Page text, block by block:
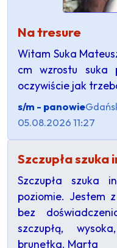
Na tresure
Witam Suka
cm wzrostu suka
oczywiście jak
s/m - panowie
05.08.2026 11:27
Szczupła szuka
Szczupła szuka
poziomie. Jestem
bez
szczupłą,
brunetka. Marta